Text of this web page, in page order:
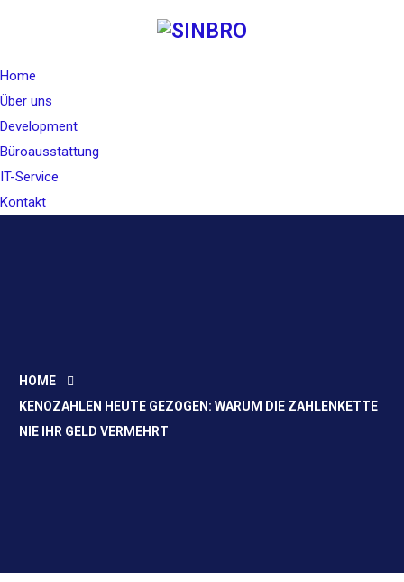
Home
Über uns
Development
Büroausstattung
IT-Service
Kontakt
HOME
KENOZAHLEN HEUTE GEZOGEN: WARUM DIE ZAHLENKETTE
NIE IHR GELD VERMEHRT